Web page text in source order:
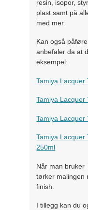
resin, isopor,
plast samt på
med mer.
Kan også
anbefaler da at
eksempel:
Tamiya Lacquer
Tamiya Lacquer
Tamiya Lacquer
Tamiya Lacquer
250ml
Når man bruker
tørker malingen
finish.
I tillegg kan du